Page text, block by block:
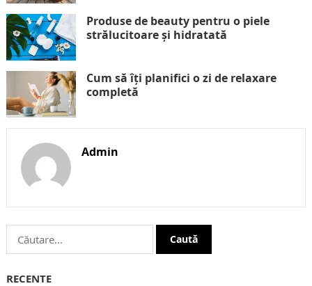
Produse de beauty pentru o piele
strălucitoare și hidratată
Cum să îți planifici o zi de relaxare
completă
Admin
Caută
după:
RECENTE